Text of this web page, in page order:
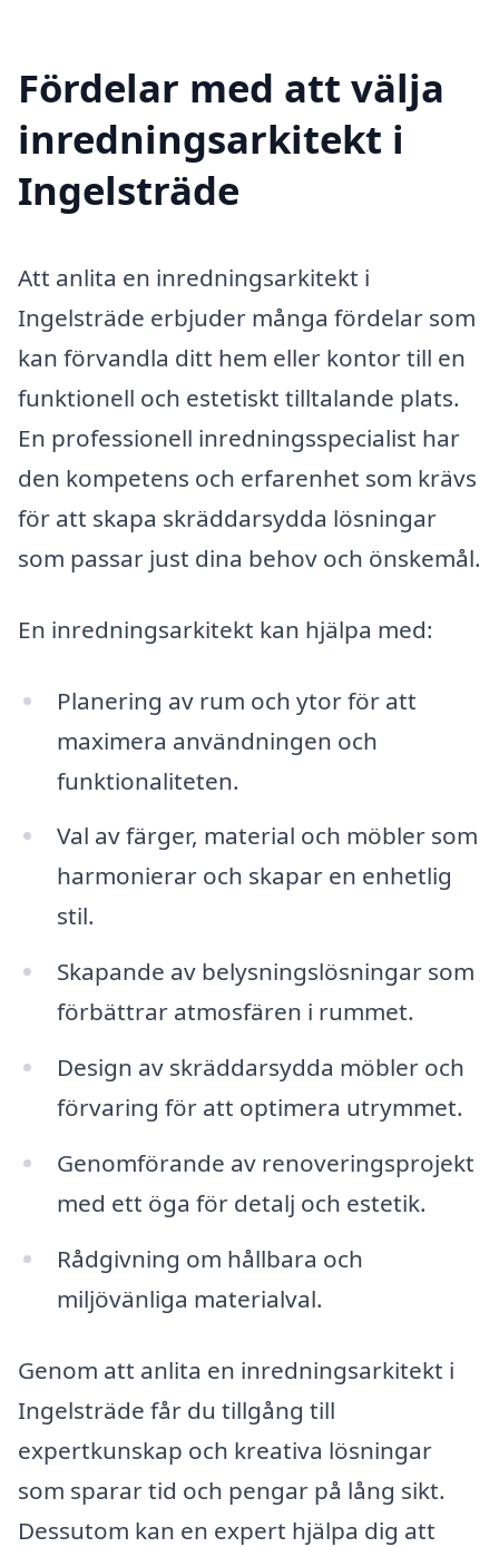
Fördelar med att välja
inredningsarkitekt i
Ingelsträde
Att anlita en inredningsarkitekt i
Ingelsträde erbjuder många fördelar som
kan förvandla ditt hem eller kontor till en
funktionell och estetiskt tilltalande plats.
En professionell inredningsspecialist har
den kompetens och erfarenhet som krävs
för att skapa skräddarsydda lösningar
som passar just dina behov och önskemål.
En inredningsarkitekt kan hjälpa med:
Planering av rum och ytor för att
maximera användningen och
funktionaliteten.
Val av färger, material och möbler som
harmonierar och skapar en enhetlig
stil.
Skapande av belysningslösningar som
förbättrar atmosfären i rummet.
Design av skräddarsydda möbler och
förvaring för att optimera utrymmet.
Genomförande av renoveringsprojekt
med ett öga för detalj och estetik.
Rådgivning om hållbara och
miljövänliga materialval.
Genom att anlita en inredningsarkitekt i
Ingelsträde får du tillgång till
expertkunskap och kreativa lösningar
som sparar tid och pengar på lång sikt.
Dessutom kan en expert hjälpa dig att